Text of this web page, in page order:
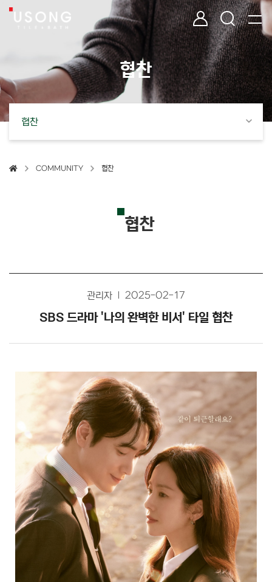
유송타일 & 바스 로그인검색
협찬 | 유송타일&바스 욕실 인테리어 타일·자재 전문 유통
협찬
협찬
COMMUNITY 협찬
협찬
관리자 2025-02-17
SBS 드라마 '나의 완벽한 비서' 타일 협찬